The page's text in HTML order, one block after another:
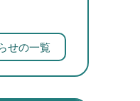
せの一覧